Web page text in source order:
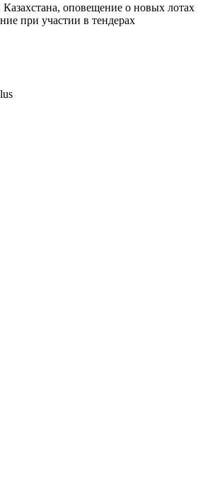
оповещение о новых лотах
при участии в тендерах